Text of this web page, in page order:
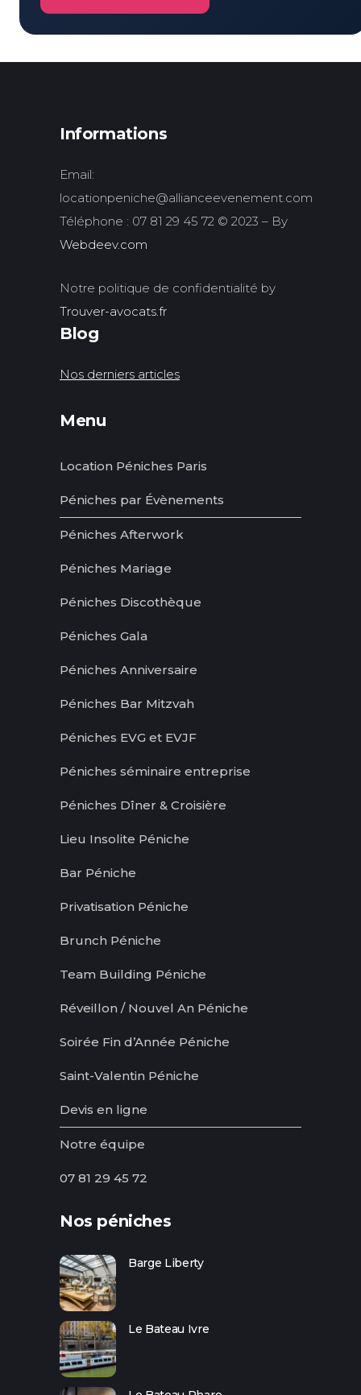
Informations
Email:
locationpeniche@allianceevenement.com
Téléphone : 07 81 29 45 72 © 2023 – By
Webdeev.com
Notre politique de confidentialité by
Trouver-avocats.fr
Blog
Nos derniers articles
Menu
Location Péniches Paris
Péniches par Évènements
Péniches Afterwork
Péniches Mariage
Péniches Discothèque
Péniches Gala
Péniches Anniversaire
Péniches Bar Mitzvah
Péniches EVG et EVJF
Péniches séminaire entreprise
Péniches Dîner & Croisière
Lieu Insolite Péniche
Bar Péniche
Privatisation Péniche
Brunch Péniche
Team Building Péniche
Réveillon / Nouvel An Péniche
Soirée Fin d’Année Péniche
Saint-Valentin Péniche
Devis en ligne
Notre équipe
07 81 29 45 72
Nos péniches
Barge Liberty
Le Bateau Ivre